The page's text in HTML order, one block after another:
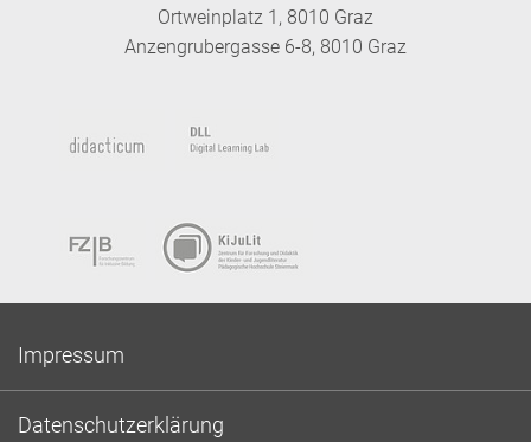
Ortweinplatz 1, 8010 Graz
Anzengrubergasse 6-8, 8010 Graz
Impressum
Datenschutzerklärung